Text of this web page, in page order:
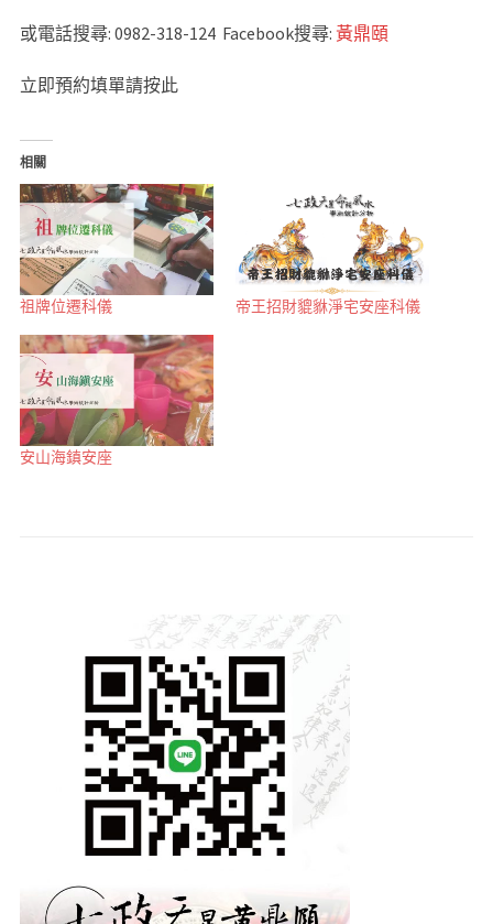
或電話搜尋: 0982-318-124 Facebook搜尋: 黃鼎頤
立即預約填單請按此
相關
祖牌位遷科儀 帝王招財貔貅淨宅安座科儀
安山海鎮安座